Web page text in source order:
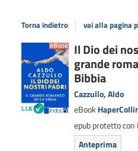
Torna indietro vai alla pagina
Dettaglio
del
documento
Il Dio dei
grande
Bibbia
Cazzullo, Aldo
eBook
epub protetto con
Anteprima